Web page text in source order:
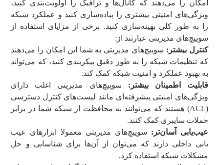
امکان را می‌دهند که کانال‌ها و ترافیک را اولویت‌بندی کنید،
ویژگی‌های امنیتی بیشتری را پیاده‌سازی کنید و عملکرد شبکه
را به طور کلی بهینه‌سازی کنید. برخی از مزایای استفاده از
سوییچ‌های مدیریتی عبارتند از:
کنترل بیشتر: سوییچ‌های مدیریتی به شما این امکان را می‌دهند
که تنظیمات شبکه را به طور دقیق پیکربندی کنید، که می‌تواند
به بهبود عملکرد و امنیت شبکه کمک کند.
قابلیت اطمینان بیشتر: سوییچ‌های مدیریتی اغلب دارای
ویژگی‌های امنیتی پیشرفته‌ای مانند لیست‌های کنترل دسترسی
(ACL) هستند که می‌توانند به محافظت از شبکه شما در برابر
حملات سایبری کمک کنند.
عیب‌یابی آسان‌تر: سوییچ‌های مدیریتی معمولا ابزارهای عیب
یابی داخلی دارند که می‌توان از آن‌ها برای شناسایی و حل
مشکلات شبکه استفاده کرد.